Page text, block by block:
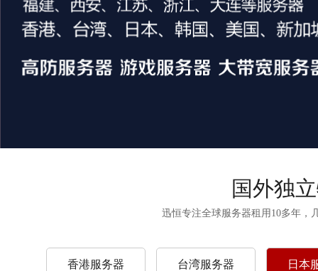
国外独
迅恒专注全球服务器租用10多年，
香港服务器 台湾服务器 日本